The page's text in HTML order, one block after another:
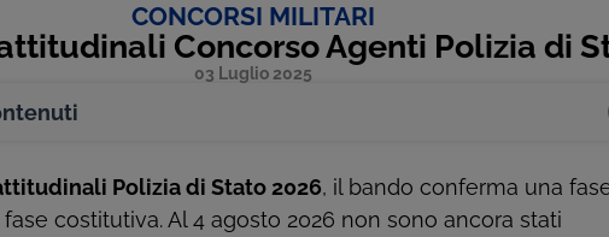
CONCORSI MILITARI
Concorso Agenti Polizia di
03 Luglio 2025
Polizia di Stato 2026, il bando conferma una
costitutiva. Al 4 agosto 2026 non sono ancora stati